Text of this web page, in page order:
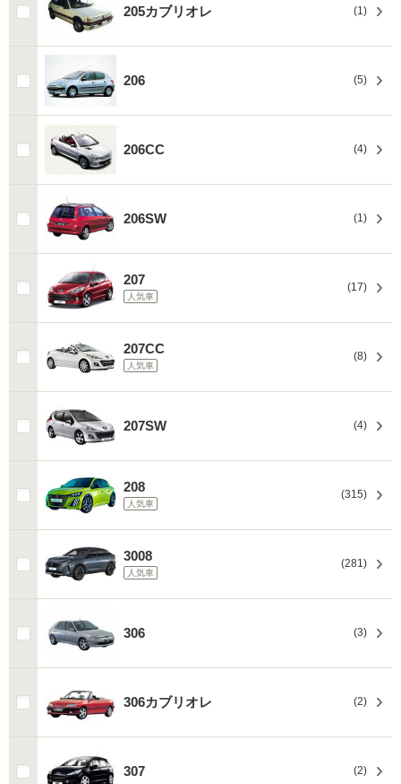
205カブリオレ (1)
206 (5)
206CC (4)
206SW (1)
207
人気車
(17)
207CC
人気車
(8)
207SW (4)
208
人気車
(315)
3008
人気車
(281)
306 (3)
306カブリオレ (2)
307 (2)